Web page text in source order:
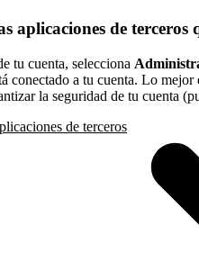
aplicaciones de terceros
tu cuenta, selecciona
conectado a tu cuenta. Lo mejor
la seguridad de tu cuenta
de terceros